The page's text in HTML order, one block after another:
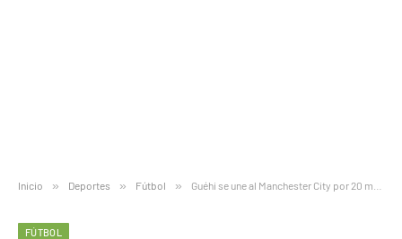
Inicio » Deportes » Fútbol » Guéhi se une al Manchester City por 20 millones de euros
FÚTBOL